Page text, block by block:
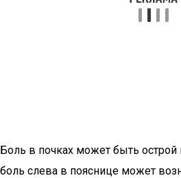
Боль в почках может быть острой
боль слева в пояснице может